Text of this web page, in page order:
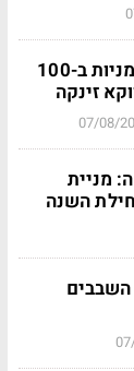
מכרו בשמועה, קנו בידיעה: מניות ב-100
07/08/
מניית
24%; יצוא השבבים